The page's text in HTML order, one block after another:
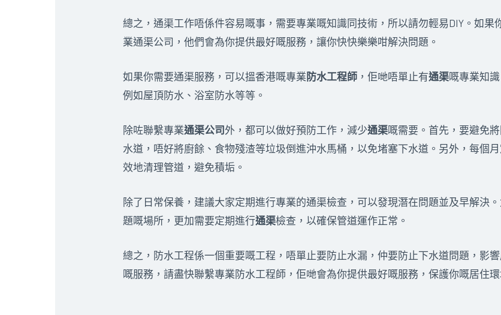
總之，通渠工作唔係件容易嘅事，需要專業嘅知識同技術，所以請勿輕易DIY。如
業通渠公司，他們會為你提供最好嘅服務，讓你快快樂樂咁解決問題。
如果你需要通渠服務，可以搵香港嘅專業防水工程師 ，佢哋唔單止有通渠嘅專業知
例如屋頂防水、浴室防水等等。
除咗聯繫專業通渠公司外，都可以做好預防工作，減少通渠嘅需要。首先，要避免
水道，唔好將廚餘、食物殘渣等垃圾倒進沖水馬桶，以免堵塞下水道。另外，每個
效地清理管道，避免積垢。
除了日常保養，建議大家定期進行專業的通渠檢查，可以發現潛在問題並及早解決
題嘅場所，更加需要定期進行通渠檢查，以確保管道運作正常。
總之，防水工程係一個重要嘅工程，唔單止要防止水漏，仲要防止下水道問題，影
嘅服務，請盡快聯繫專業防水工程師，佢哋會為你提供最好嘅服務，保護你嘅居住環